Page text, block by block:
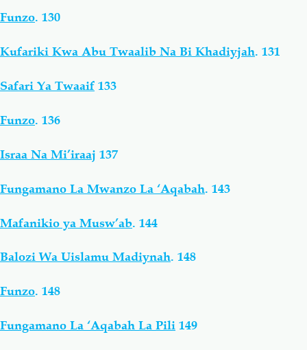
Funzo. 130
Kufariki Kwa Abu Twaalib Na Bi Khadiyjah. 131
Safari Ya Twaaif 133
Funzo. 136
Israa Na Mi’iraaj 137
Fungamano La Mwanzo La ‘Aqabah. 143
Mafanikio ya Musw’ab. 144
Balozi Wa Uislamu Madiynah. 148
Funzo. 148
Fungamano La ‘Aqabah La Pili 149